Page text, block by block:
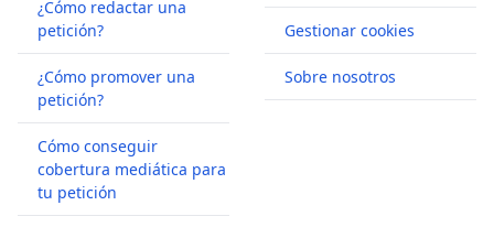
¿Cómo redactar una
petición?
¿Cómo promover una
petición?
Cómo conseguir
cobertura mediática para
tu petición
Gestionar cookies
Sobre nosotros